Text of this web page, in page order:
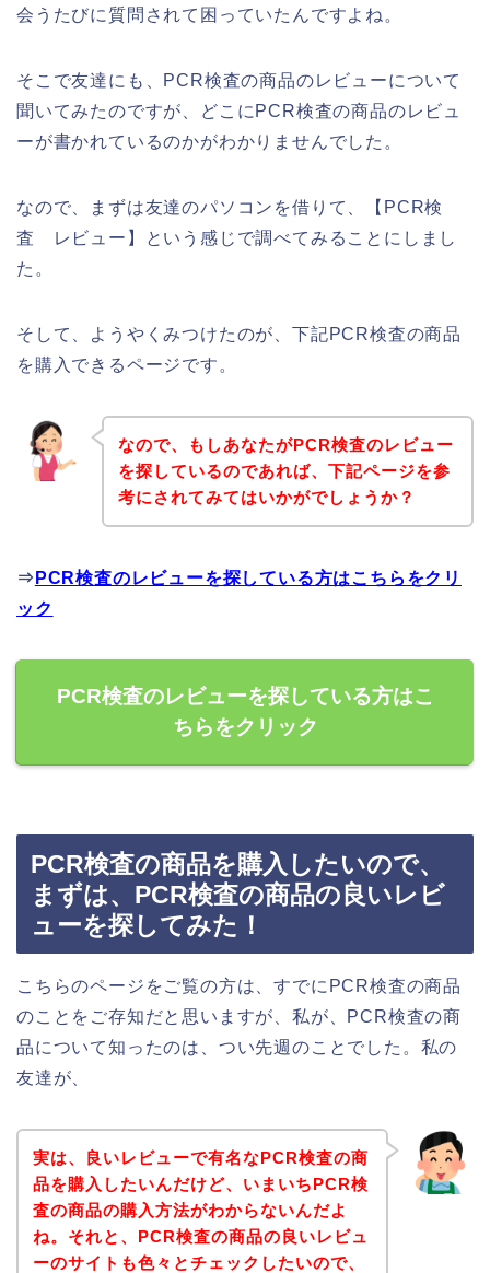
会うたびに質問されて困っていたんですよね。
そこで友達にも、PCR検査の商品のレビューについて
聞いてみたのですが、どこにPCR検査の商品のレビュ
ーが書かれているのかがわかりませんでした。
なので、まずは友達のパソコンを借りて、【PCR検
査 レビュー】という感じで調べてみることにしまし
た。
そして、ようやくみつけたのが、下記PCR検査の商品
を購入できるページです。
なので、もしあなたがPCR検査のレビュー
を探しているのであれば、下記ページを参
考にされてみてはいかがでしょうか？
⇒ PCR検査のレビューを探している方はこちらをクリ
ック
PCR検査のレビューを探している方はこ
ちらをクリック
PCR検査の商品を購入したいので、
まずは、PCR検査の商品の良いレビ
ューを探してみた！
こちらのページをご覧の方は、すでにPCR検査の商品
のことをご存知だと思いますが、私が、PCR検査の商
品について知ったのは、つい先週のことでした。私の
友達が、
実は、良いレビューで有名なPCR検査の商
品を購入したいんだけど、いまいちPCR検
査の商品の購入方法がわからないんだよ
ね。それと、PCR検査の商品の良いレビュ
ーのサイトも色々とチェックしたいので、